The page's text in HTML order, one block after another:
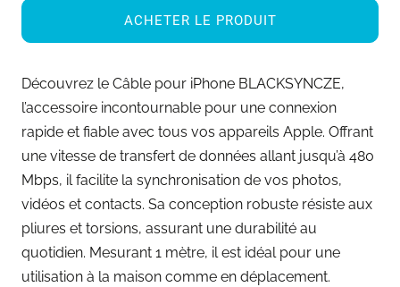
ACHETER LE PRODUIT
Découvrez le Câble pour iPhone BLACKSYNCZE,
l’accessoire incontournable pour une connexion
rapide et fiable avec tous vos appareils Apple. Offrant
une vitesse de transfert de données allant jusqu’à 480
Mbps, il facilite la synchronisation de vos photos,
vidéos et contacts. Sa conception robuste résiste aux
pliures et torsions, assurant une durabilité au
quotidien. Mesurant 1 mètre, il est idéal pour une
utilisation à la maison comme en déplacement.